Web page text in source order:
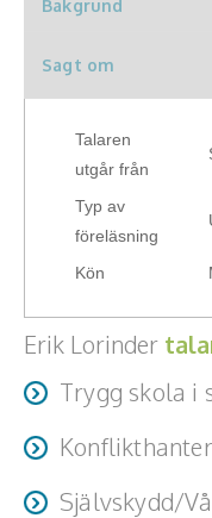
Innovation,
Kommunikation
Ledarskap,
Miljö, hållbar
Mångfald och
Omvärld, politik,
Pedagogik, skola,
Bakgrund
Sagt om
Talaren
utgår från
Typ av
föreläsning
Kön
Erik Lorinder
Trygg skola i
Självskydd/